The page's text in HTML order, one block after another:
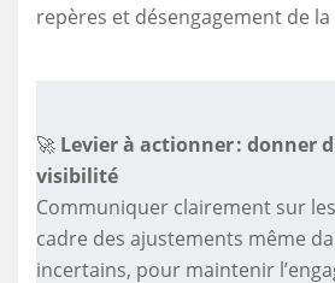
repères et désengagement de
🚀 Levier à actionner : donner
visibilité
Communiquer clairement sur
cadre des ajustements même
incertains, pour maintenir